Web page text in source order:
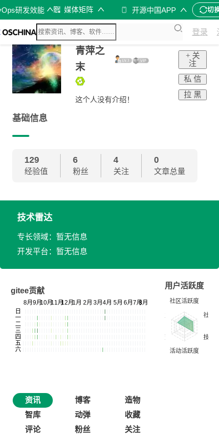
研发效能 媒体矩阵 开源中国APP 切
登录
青萍之
末
这个人没有介绍！
+ 关
注
私 信
拉 黑
基础信息
129
经验值
6
粉丝
4
关注
0
文章总量
技术雷达
专长领域：暂无信息
开发平台：暂无信息
gitee贡献
用户活跃度
资讯 博客
造物
智库
动弹
收藏
评论
粉丝 关注